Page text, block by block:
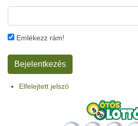
Emlékezz rám!
Elfelejtett jelszó